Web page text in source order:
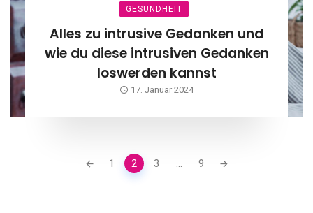
GESUNDHEIT
Alles zu intrusive Gedanken und
wie du diese intrusiven Gedanken
loswerden kannst
17. Januar 2024
1 2 3 ... 9